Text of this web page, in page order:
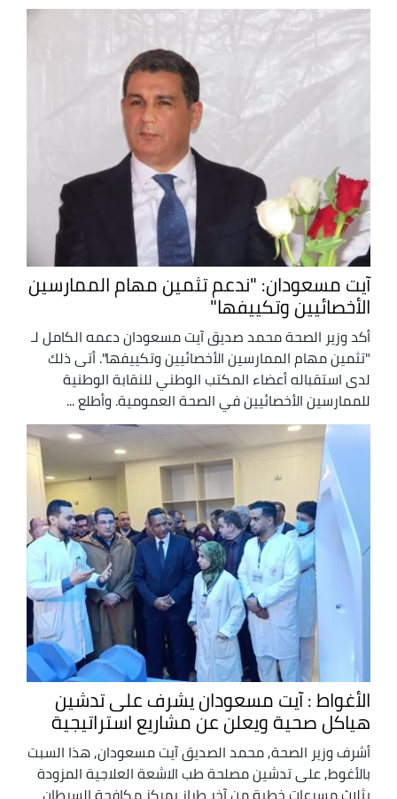
آيت مسعودان: "ندعم تثمين مهام الممارسين
الأخصائيين وتكييفها"
أكد وزير الصحة محمد صديق آيت مسعودان دعمه الكامل لـ
"تثمين مهام الممارسين الأخصائيين وتكييفها". أتى ذلك
لدى استقباله أعضاء المكتب الوطني للنقابة الوطنية
للممارسين الأخصائيين في الصحة العمومية. وأطلع ...
الأغواط : آيت مسعودان يشرف على تدشين
هياكل صحية ويعلن عن مشاريع استراتيجية
أشرف وزير الصحة, محمد الصديق آيت مسعودان, هذا السبت
بالأغوط, على تدشين مصلحة طب الاشعة العلاجية المزودة